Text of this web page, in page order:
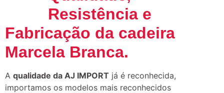
Resistência e
Fabricação da cadeira
Marcela Branca.
A qualidade da AJ IMPORT já é reconhecida,
importamos os modelos mais reconhecidos